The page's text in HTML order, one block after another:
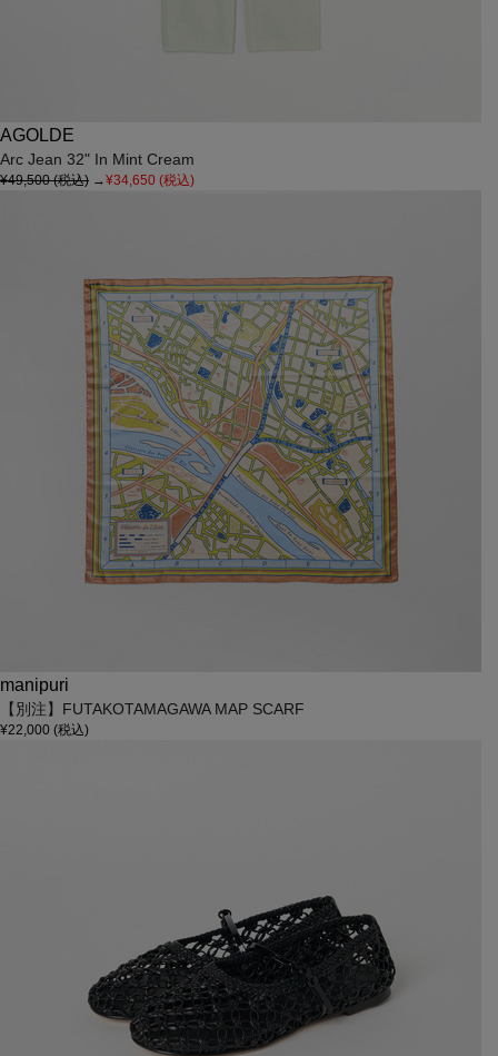
AGOLDE
Arc Jean 32" In Mint Cream
¥49,500(税込) →¥34,650 (税込)
manipuri
【別注】FUTAKOTAMAGAWA MAP SCARF
¥22,000 (税込)